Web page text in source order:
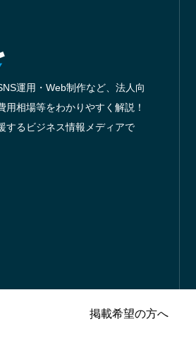
運用・Web制作など、法人向
用相場等をわかりやすく解説！
するビジネス情報メディアで
掲載希望の方へ